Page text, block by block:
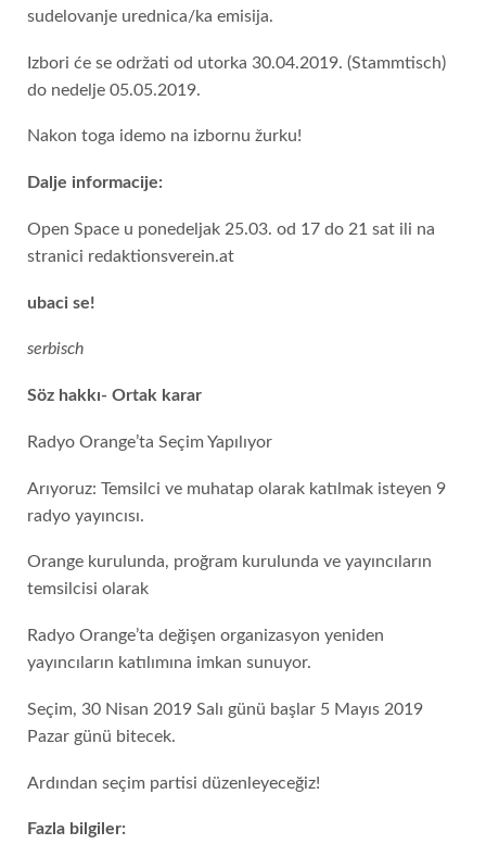
sudelovanje urednica/ka emisija.
Izbori će se održati od utorka 30.04.2019. (Stammtisch)
do nedelje 05.05.2019.
Nakon toga idemo na izbornu žurku!
Dalje informacije:
Open Space u ponedeljak 25.03. od 17 do 21 sat ili na
stranici redaktionsverein.at
ubaci se!
serbisch
Söz hakkı- Ortak karar
Radyo Orange’ta Seçim Yapılıyor
Arıyoruz: Temsilci ve muhatap olarak katılmak isteyen 9
radyo yayıncısı.
Orange kurulunda, proğram kurulunda ve yayıncıların
temsilcisi olarak
Radyo Orange’ta değişen organizasyon yeniden
yayıncıların katılımına imkan sunuyor.
Seçim, 30 Nisan 2019 Salı günü başlar 5 Mayıs 2019
Pazar günü bitecek.
Ardından seçim partisi düzenleyeceğiz!
Fazla bilgiler: